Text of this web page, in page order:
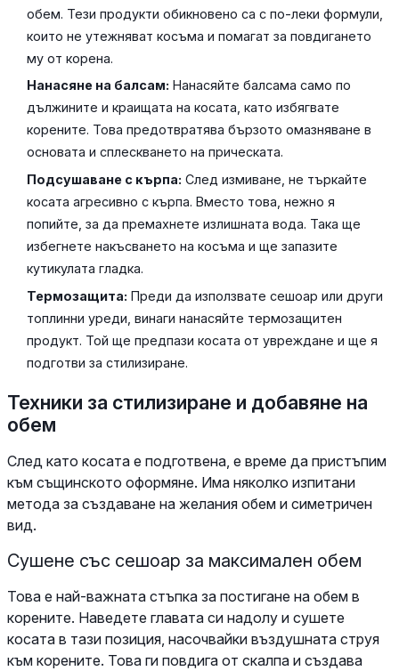
обем. Тези продукти обикновено са с по-леки формули,
които не утежняват косъма и помагат за повдигането
му от корена.
Нанасяне на балсам: Нанасяйте балсама само по
дължините и краищата на косата, като избягвате
корените. Това предотвратява бързото омазняване в
основата и сплескването на прическата.
Подсушаване с кърпа: След измиване, не търкайте
косата агресивно с кърпа. Вместо това, нежно я
попийте, за да премахнете излишната вода. Така ще
избегнете накъсването на косъма и ще запазите
кутикулата гладка.
Термозащита: Преди да използвате сешоар или други
топлинни уреди, винаги нанасяйте термозащитен
продукт. Той ще предпази косата от увреждане и ще я
подготви за стилизиране.
Техники за стилизиране и добавяне на
обем
След като косата е подготвена, е време да пристъпим
към същинското оформяне. Има няколко изпитани
метода за създаване на желания обем и симетричен
вид.
Сушене със сешоар за максимален обем
Това е най-важната стъпка за постигане на обем в
корените. Наведете главата си надолу и сушете
косата в тази позиция, насочвайки въздушната струя
към корените. Това ги повдига от скалпа и създава